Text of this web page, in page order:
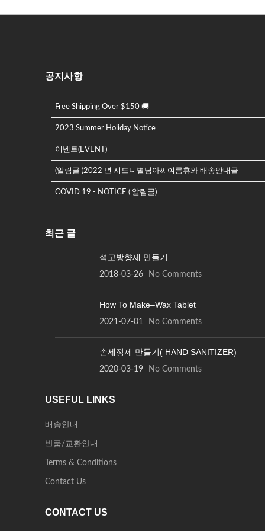
공지사항
Free Shipping Over $150 🚚
2023 Summer Holiday Notice
이벤트(EVENT)
(알림글 )2022 년 시드니별님아씨여름휴와 배송안내글
COVID 19 - NOTICE ( 알림글)
최근 글
석고방향제 만들기
2018-03-26 No Comments
How To Make–Wax Tablet
2021-07-01 No Comments
손세정제 만들기( HAND SANITIZER)
2020-03-19 No Comments
USEFUL LINKS
배송안내
반품/교환안내
Terms & Conditions
Contact Us
CONTACT US